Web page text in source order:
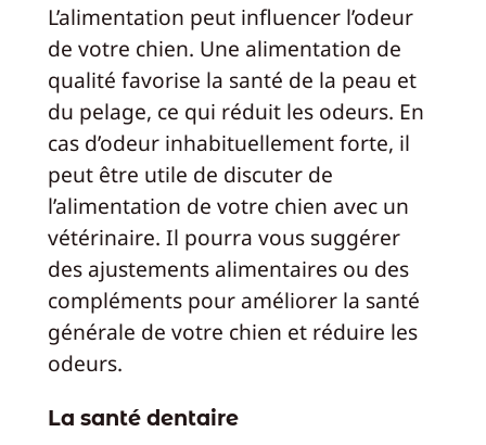
L’alimentation peut influencer l’odeur
de votre chien. Une alimentation de
qualité favorise la santé de la peau et
du pelage, ce qui réduit les odeurs. En
cas d’odeur inhabituellement forte, il
peut être utile de discuter de
l’alimentation de votre chien avec un
vétérinaire. Il pourra vous suggérer
des ajustements alimentaires ou des
compléments pour améliorer la santé
générale de votre chien et réduire les
odeurs.
La santé dentaire